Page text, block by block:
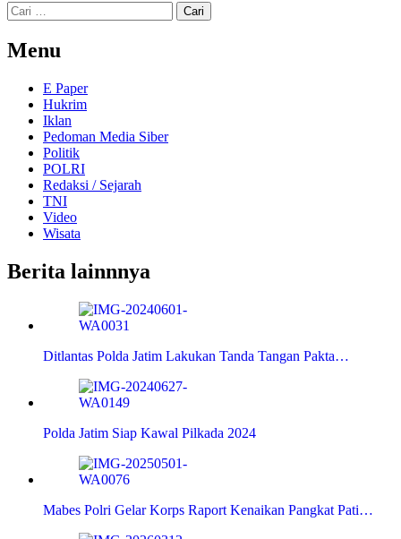
Cari
untuk:
Menu
E Paper
Hukrim
Iklan
Pedoman Media Siber
Politik
POLRI
Redaksi / Sejarah
TNI
Video
Wisata
Berita lainnnya
Ditlantas Polda Jatim Lakukan Tanda Tangan Pakta…
Polda Jatim Siap Kawal Pilkada 2024
Mabes Polri Gelar Korps Raport Kenaikan Pangkat Pati…